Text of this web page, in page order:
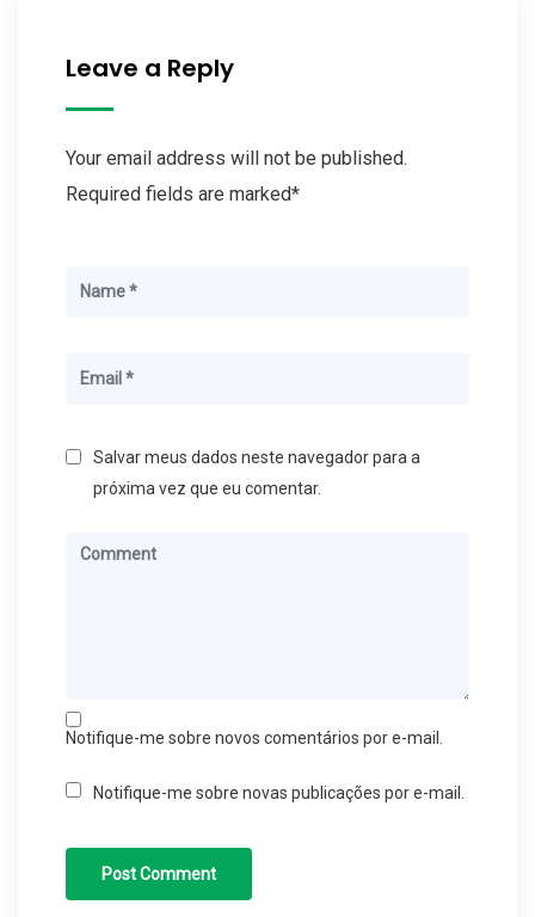
Leave a Reply
Your email address will not be published.
Required fields are marked*
Salvar meus dados neste navegador para a
próxima vez que eu comentar.
Notifique-me sobre novos comentários por e-mail.
Notifique-me sobre novas publicações por e-mail.